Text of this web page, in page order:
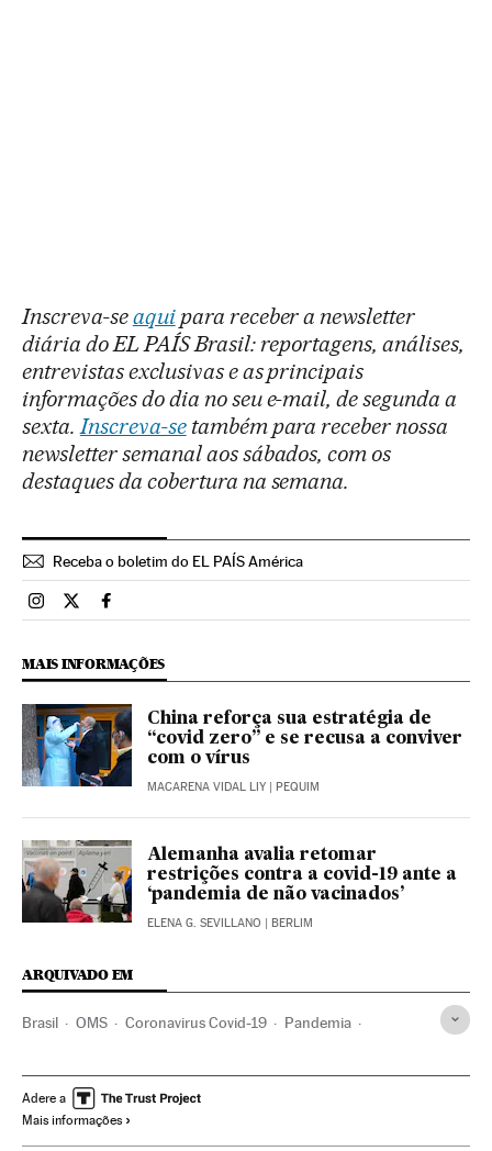
Inscreva-seaquipara receber a newsletter
diária do EL PAÍS Brasil: reportagens, análises,
entrevistas exclusivas e as principais
informações do dia no seu e-mail, de segunda a
sexta.Inscreva-setambém para receber nossa
newsletter semanal aos sábados, com os
destaques da cobertura na semana.
Receba o boletim do EL PAÍS América
Brasil El País Brasil en Instagram
Brasil El País Brasil en Twitter
Brasil El País Brasil en Facebook
MAIS INFORMAÇÕES
China reforça sua estratégia de
“covid zero” e se recusa a conviver
com o vírus
MACARENA VIDAL LIY | PEQUIM
Alemanha avalia retomar
restrições contra a covid-19 ante a
‘pandemia de não vacinados’
ELENA G. SEVILLANO | BERLIM
ARQUIVADO EM
Brasil OMS Coronavirus Covid-19 Pandemia
Ministério Saúde Mascarillas
Adere a
Mais informações